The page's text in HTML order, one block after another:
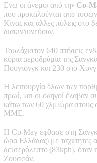
Ενώ οι άνεμοι από την Co-
που προκαλούνται από
Κίνας και άλλες πόλεις στο
διακινδυνεύουν.
Τουλάχιστον 640 πτήσεις
κύρια αεροδρόμια της
Πουντόνγκ και 230 στο
Η λειτουργία όλων των
πρωί, και οι οδηγοί έλαβαν
κάτω των 60 χλμ/ώρα στους
ΜΜΕ.
Η Co-May έφθασε στη
ώρα Ελλάδας) με ταχύτητες
δευτερόλεπτο (83kph), όταν
Ζουσσάν.